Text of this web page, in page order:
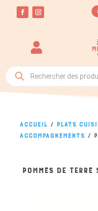

Recherche
produits
Accueil / Plats
Accompagnements /
POMMES DE TERRE